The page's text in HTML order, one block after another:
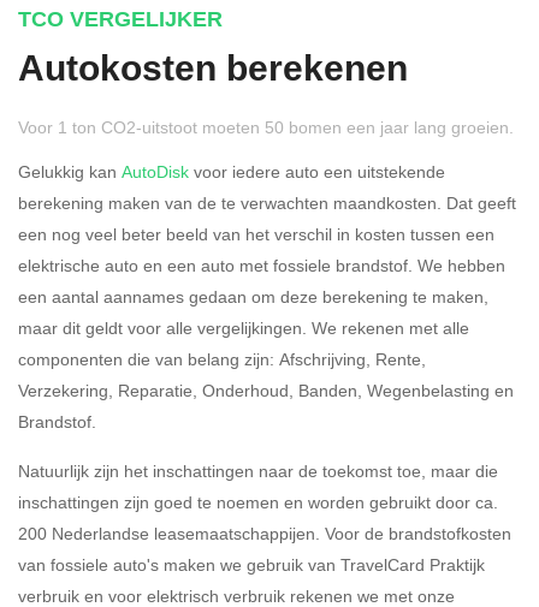
Rijdt u meer dan 500
kilometer privé?
Ja Nee
Belastingspercentage
37,07% (Belastbaar tot €
69.399,- )
Eigen bijdrage
TCO VERGELIJKER
Autokosten berekenen
Voor 1 ton CO2-uitstoot moeten 50 bomen een jaar lang groeien.
Gelukkig kan AutoDisk voor iedere auto een uitstekende
berekening maken van de te verwachten maandkosten. Dat geeft
een nog veel beter beeld van het verschil in kosten tussen een
elektrische auto en een auto met fossiele brandstof. We hebben
een aantal aannames gedaan om deze berekening te maken,
maar dit geldt voor alle vergelijkingen. We rekenen met alle
componenten die van belang zijn: Afschrijving, Rente,
Verzekering, Reparatie, Onderhoud, Banden, Wegenbelasting en
Brandstof.
Natuurlijk zijn het inschattingen naar de toekomst toe, maar die
inschattingen zijn goed te noemen en worden gebruikt door ca.
200 Nederlandse leasemaatschappijen. Voor de brandstofkosten
van fossiele auto's maken we gebruik van TravelCard Praktijk
verbruik en voor elektrisch verbruik rekenen we met onze